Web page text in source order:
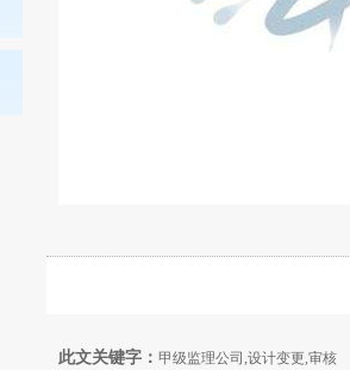
此文关键字： 甲级监理公司,设计变更,审核